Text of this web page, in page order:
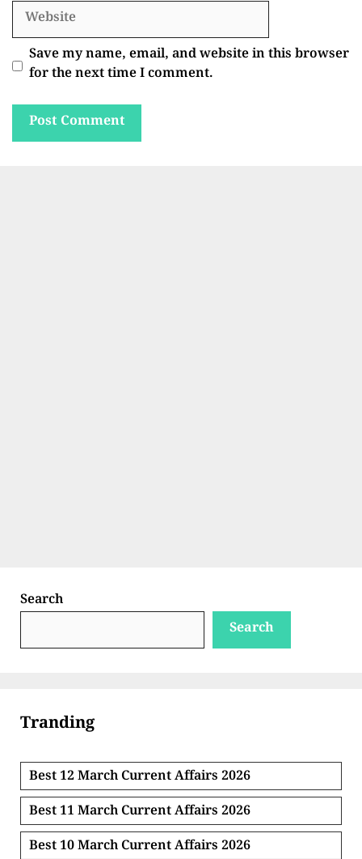
Website
Save my name, email, and website in this browser
for the next time I comment.
Search
Search
Tranding
Best 12 March Current Affairs 2026
Best 11 March Current Affairs 2026
Best 10 March Current Affairs 2026